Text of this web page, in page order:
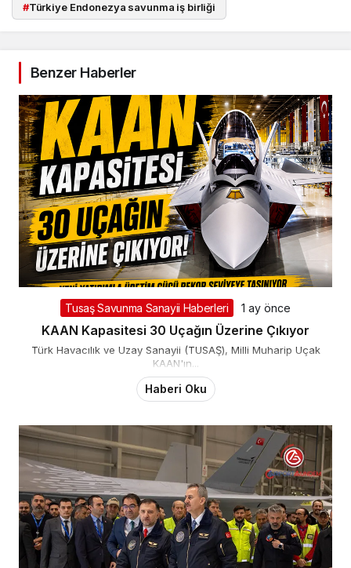
#Türkiye Endonezya savunma iş birliği
Benzer Haberler
Tusaş Savunma Sanayii Haberleri 1 ay önce
KAAN Kapasitesi 30 Uçağın Üzerine Çıkıyor
Türk Havacılık ve Uzay Sanayii (TUSAŞ), Milli Muharip Uçak
KAAN'ın...
Haberi Oku